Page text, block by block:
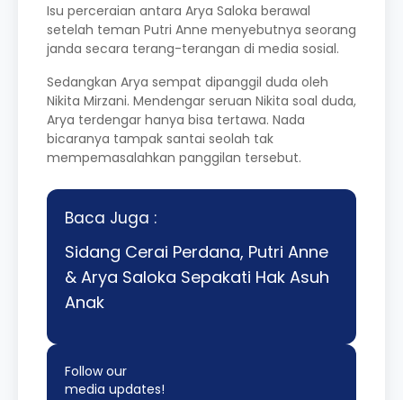
Isu perceraian antara Arya Saloka berawal
setelah teman Putri Anne menyebutnya seorang
janda secara terang-terangan di media sosial.
Sedangkan Arya sempat dipanggil duda oleh
Nikita Mirzani. Mendengar seruan Nikita soal duda,
Arya terdengar hanya bisa tertawa. Nada
bicaranya tampak santai seolah tak
mempemasalahkan panggilan tersebut.
Baca Juga :
Sidang Cerai Perdana, Putri Anne
& Arya Saloka Sepakati Hak Asuh
Anak
Follow our
media updates!